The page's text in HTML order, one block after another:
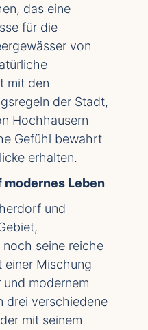
das eine
für die
von
mit den
der Stadt,
Hochhäusern
Gefühl bewahrt
erhalten.
Leben
und
noch seine reiche
einer Mischung
und modernem
drei verschiedene
mit seinem